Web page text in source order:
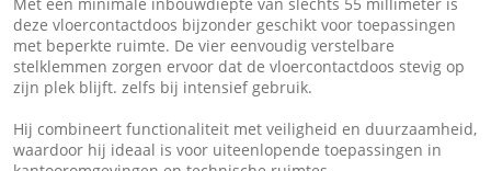
deze vloercontactdoos bijzonder geschikt voor toepassingen
met beperkte ruimte. De vier eenvoudig verstelbare
stelklemmen zorgen ervoor dat de vloercontactdoos stevig op
zijn plek blijft. zelfs bij intensief gebruik.
Hij combineert functionaliteit met veiligheid en duurzaamheid,
waardoor hij ideaal is voor uiteenlopende toepassingen in